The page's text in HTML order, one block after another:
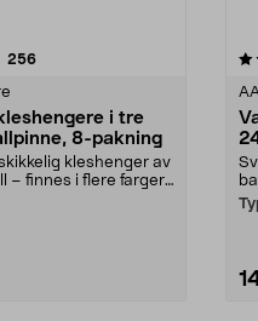
256anmeldelser
i tre
8-pakning
kleshenger av
– finnes i flere farger.
5 stjerner